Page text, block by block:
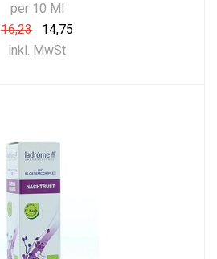
per 10 Ml
16,23
14,75
inkl. MwSt